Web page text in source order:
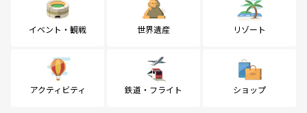
イベント・観戦 世界遺産 リゾート
アクティビティ 鉄道・フライト ショップ